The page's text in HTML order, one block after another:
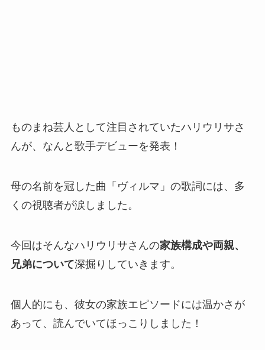
ものまね芸人として注目されていたハリウリサさ
んが、なんと歌手デビューを発表！
母の名前を冠した曲「ヴィルマ」の歌詞には、多
くの視聴者が涙しました。
今回はそんなハリウリサさんの家族構成や両親、
兄弟について深掘りしていきます。
個人的にも、彼女の家族エピソードには温かさが
あって、読んでいてほっこりしました！